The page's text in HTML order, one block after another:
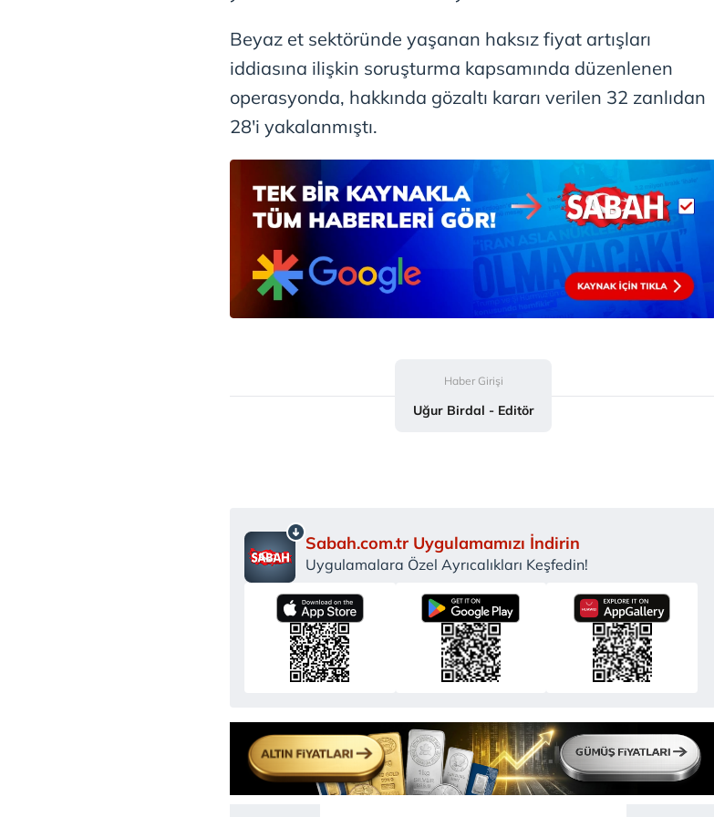
Beyaz et sektöründe yaşanan haksız fiyat artışları
iddiasına ilişkin soruşturma kapsamında düzenlenen
operasyonda, hakkında gözaltı kararı verilen 32 zanlıdan
28'i yakalanmıştı.
Haber Girişi
Uğur Birdal - Editör
Sabah.com.tr Uygulamamızı İndirin
Uygulamalara Özel Ayrıcalıkları Keşfedin!